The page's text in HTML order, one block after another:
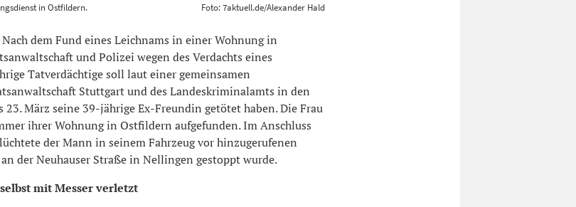
in Ostfildern. Foto: 7aktuell.de/Alexander Hald
Nach dem Fund eines Leichnams in einer Wohnung in
und Polizei wegen des Verdachts eines
Tatverdächtige soll laut einer gemeinsamen
Stuttgart und des Landeskriminalamts in den
23. März seine 39-jährige Ex-Freundin getötet haben. Die Frau
ihrer Wohnung in Ostfildern aufgefunden. Im Anschluss
der Mann in seinem Fahrzeug vor hinzugerufenen
der Neuhauser Straße in Nellingen gestoppt wurde.
mit Messer verletzt